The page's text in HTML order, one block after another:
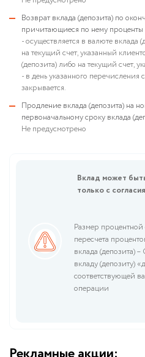
Возврат вклада (депозита) по
причитающиеся по нему проценты
- осуществляется в валюте вклада
на текущий счет, указанный
(депозита) либо на текущий счет,
- в день указанного перечисления
закрывается.
Продление вклада (депозита) на
первоначальному сроку вклада
Не предусмотрено
Вклад может
только с
Размер процентной
пересчета
вклада (депозита)
вкладу (депозиту)
соответствующей
операции